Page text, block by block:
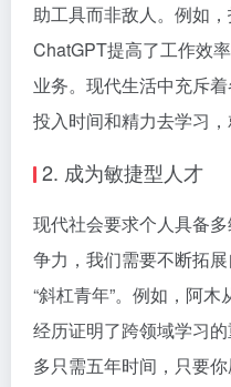
助工具而非敌人。例如
ChatGPT提高了工作效
业务。现代生活中充斥
投入时间和精力去学习，
2. 成为敏捷型人才
现代社会要求个人具备
争力，我们需要不断拓
“斜杠青年”。例如，阿
经历证明了跨领域学习
多只需五年时间，只要